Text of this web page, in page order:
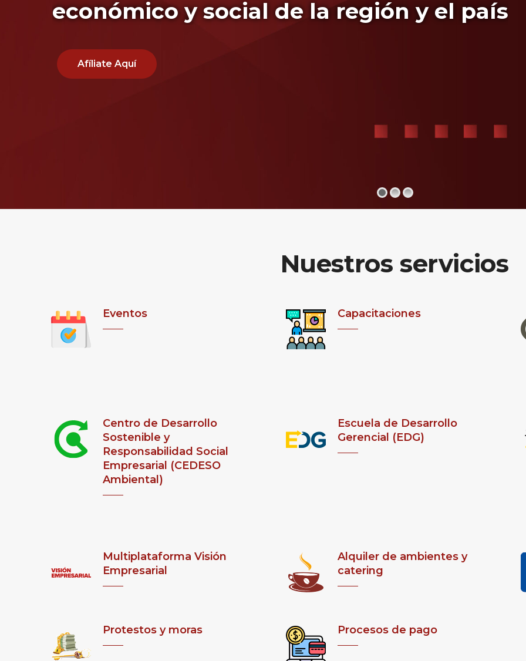
económico y social de la región y el país
Afíliate Aquí
Nuestros servicios
Eventos Capacitaciones
Centro de Desarrollo
Sostenible y
Responsabilidad Social
Empresarial (CEDESO
Ambiental)
Escuela de Desarrollo
Gerencial (EDG)
Multiplataforma Visión
Empresarial
Alquiler de ambientes y
catering
Protestos y moras Procesos de pago